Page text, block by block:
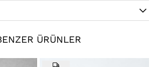
ÜRÜNLER